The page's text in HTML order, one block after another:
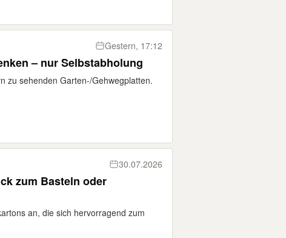
Gestern, 17:12
– nur Selbstabholung
zu sehenden Garten-/Gehwegplatten.
30.07.2026
zum Basteln oder
an, die sich hervorragend zum